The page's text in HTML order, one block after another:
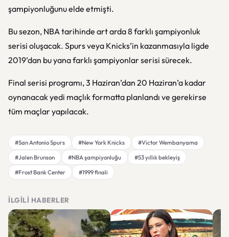
şampiyonluğunu elde etmişti.
Bu sezon, NBA tarihinde art arda 8 farklı şampiyonluk
serisi oluşacak. Spurs veya Knicks’in kazanmasıyla ligde
2019’dan bu yana farklı şampiyonlar serisi sürecek.
Final serisi programı, 3 Haziran’dan 20 Haziran’a kadar
oynanacak yedi maçlık formatta planlandı ve gerekirse
tüm maçlar yapılacak.
#San Antonio Spurs #New York Knicks
#Victor Wembanyama
#Jalen Brunson
#NBA şampiyonluğu
#53 yıllık bekleyiş
#Frost Bank Center
#1999 finali
İLGILI HABERLER